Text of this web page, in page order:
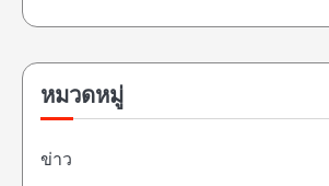
หมวดหมู่
ข่าว